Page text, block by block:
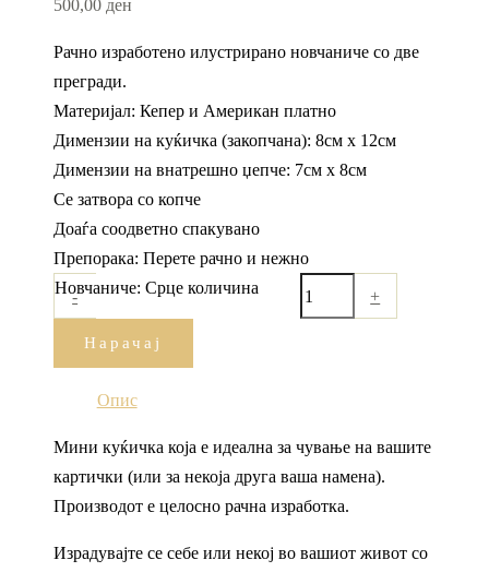
500,00 ден
Рачно изработено илустрирано новчаниче со две
прегради.
Материјал: Кепер и Американ платно
Димензии на куќичка (закопчана): 8см х 12см
Димензии на внатрешно џепче: 7см х 8см
Се затвора со копче
Доаѓа соодветно спакувано
Препорака: Перете рачно и нежно
-
Новчаниче: Срце количина +
Нарачај
Опис
Мини куќичка која е идеална за чување на вашите
картички (или за некоја друга ваша намена).
Производот е целосно рачна изработка.
Израдувајте се себе или некој во вашиот живот со